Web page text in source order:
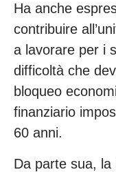
Ha anche
contribuire
a lavorare per i
difficoltà che
bloqueo
finanziario
60 anni.
Da parte sua, la